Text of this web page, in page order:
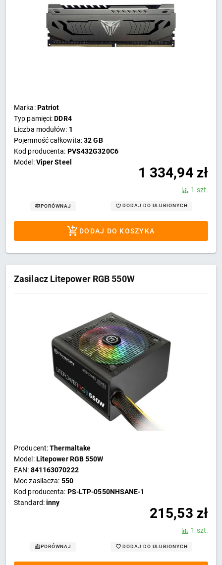
Marka:Patriot
Typ pamięci:DDR4
Liczba modułów: 1
Pojemność całkowita:32 GB
Kod producenta: PVS432G320C6
Model:Viper Steel
1 334,94 zł
1 szt.
PORÓWNAJ DODAJ DO ULUBIONYCH
DODAJ DO KOSZYKA
Zasilacz Litepower RGB 550W
Producent:Thermaltake
Model:Litepower RGB 550W
EAN: 841163070222
Moc zasilacza: 550
Kod producenta: PS-LTP-0550NHSANE-1
Standard:inny
215,53 zł
1 szt.
PORÓWNAJ DODAJ DO ULUBIONYCH